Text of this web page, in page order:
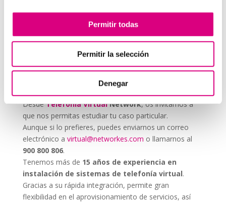
Permitir todas
Permitir la selección
Denegar
buena llamada puede ser tan efectiva como una
campaña online.
System Network, tu
operadora de telefonía
virtual en España
DesdeTelefonía VirtualNetwork, os invitamos a
que nos permitas estudiar tu caso particular.
Aunque si lo prefieres, puedes enviarnos un correo
electrónico a virtual@networkes.com o llamarnos al
900 800 806.
Tenemos más de 15 años de experiencia en
instalación de sistemas de telefonía virtual.
Gracias a su rápida integración, permite gran
flexibilidad en el aprovisionamiento de servicios, así